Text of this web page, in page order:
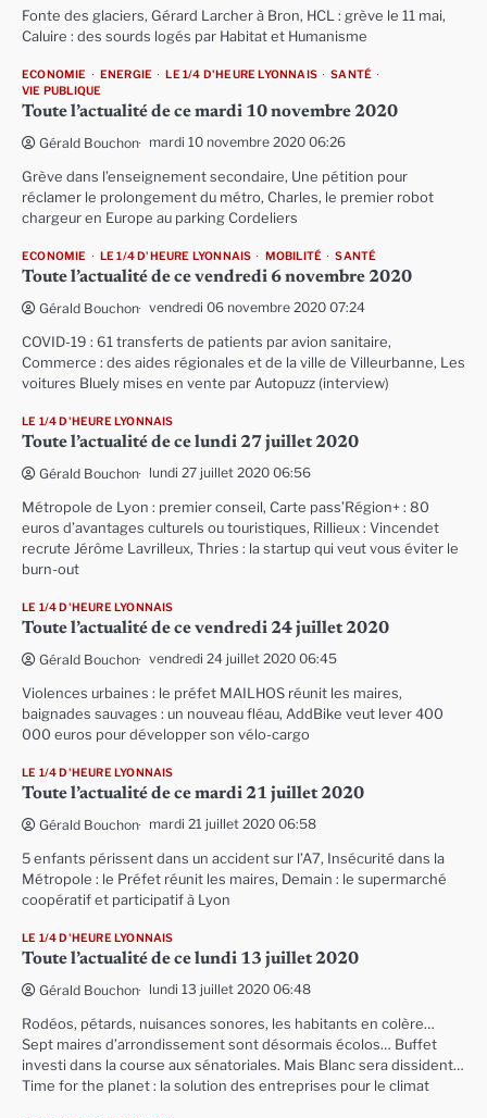
Fonte des glaciers, Gérard Larcher à Bron, HCL : grève le 11 mai,
Caluire : des sourds logés par Habitat et Humanisme
ECONOMIE ENERGIE LE 1/4 D'HEURE LYONNAIS
SANTÉ
VIE PUBLIQUE
Toute l’actualité de ce mardi 10 novembre 2020
Gérald Bouchon mardi 10 novembre 2020 06:26
Grève dans l’enseignement secondaire, Une pétition pour
réclamer le prolongement du métro, Charles, le premier robot
chargeur en Europe au parking Cordeliers
ECONOMIE LE 1/4 D'HEURE LYONNAIS MOBILITÉ SANTÉ
Toute l’actualité de ce vendredi 6 novembre 2020
Gérald Bouchon vendredi 06 novembre 2020 07:24
COVID-19 : 61 transferts de patients par avion sanitaire,
Commerce : des aides régionales et de la ville de Villeurbanne, Les
voitures Bluely mises en vente par Autopuzz (interview)
LE 1/4 D'HEURE LYONNAIS
Toute l’actualité de ce lundi 27 juillet 2020
Gérald Bouchon lundi 27 juillet 2020 06:56
Métropole de Lyon : premier conseil, Carte pass’Région+ : 80
euros d’avantages culturels ou touristiques, Rillieux : Vincendet
recrute Jérôme Lavrilleux, Thries : la startup qui veut vous éviter le
burn-out
LE 1/4 D'HEURE LYONNAIS
Toute l’actualité de ce vendredi 24 juillet 2020
Gérald Bouchon vendredi 24 juillet 2020 06:45
Violences urbaines : le préfet MAILHOS réunit les maires,
baignades sauvages : un nouveau fléau, AddBike veut lever 400
000 euros pour développer son vélo-cargo
LE 1/4 D'HEURE LYONNAIS
Toute l’actualité de ce mardi 21 juillet 2020
Gérald Bouchon mardi 21 juillet 2020 06:58
5 enfants périssent dans un accident sur l’A7, Insécurité dans la
Métropole : le Préfet réunit les maires, Demain : le supermarché
coopératif et participatif à Lyon
LE 1/4 D'HEURE LYONNAIS
Toute l’actualité de ce lundi 13 juillet 2020
Gérald Bouchon lundi 13 juillet 2020 06:48
Rodéos, pétards, nuisances sonores, les habitants en colère…
Sept maires d’arrondissement sont désormais écolos… Buffet
investi dans la course aux sénatoriales. Mais Blanc sera dissident…
Time for the planet : la solution des entreprises pour le climat